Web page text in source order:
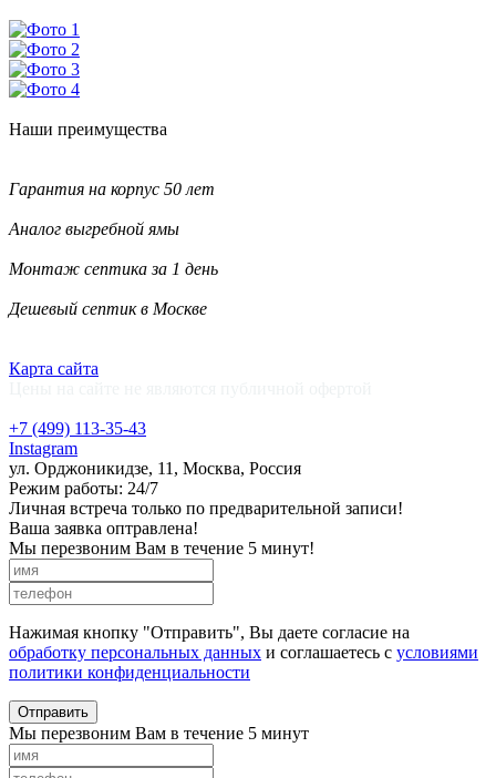
Наши преимущества
Гарантия на корпус 50 лет
Аналог выгребной ямы
Монтаж септика за 1 день
Дешевый септик в Москве
Карта сайта
+7 (499) 113-35-43
Instagram
ул. Орджоникидзе, 11, Москва, Россия
Режим работы: 24/7
Личная встреча только по предварительной записи!
Ваша заявка оптравлена!
Мы перезвоним Вам в течение 5 минут!
Нажимая кнопку "Отправить", Вы даете согласие на
обработку персональных данных и соглашаетесь с условиями
политики конфиденциальности
Отправить
Мы перезвоним Вам в течение 5 минут